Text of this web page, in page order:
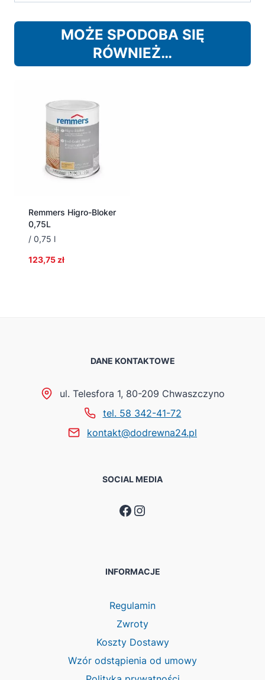
MOŻE SPODOBA SIĘ
RÓWNIEŻ…
Remmers Higro-Bloker
0,75L
/ 0,75 l
123,75zł
DANE KONTAKTOWE
ul. Telesfora 1, 80-209 Chwaszczyno
tel. 58 342-41-72
kontakt@dodrewna24.pl
SOCIAL MEDIA
Facebook
Instagram
INFORMACJE
Regulamin
Zwroty
Koszty Dostawy
Wzór odstąpienia od umowy